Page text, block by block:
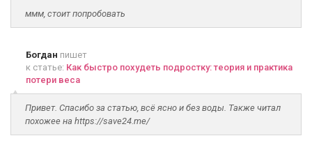
ммм, стоит попробовать
Богдан пишет
к статье: Как быстро похудеть подростку: теория и практика
потери веса
Привет. Спасибо за статью, всё ясно и без воды. Также читал
похожее на https://save24.me/